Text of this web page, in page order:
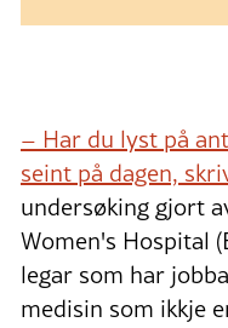
– Har du lyst på
seint på dagen,
undersøking gjort
Women's Hospital
legar som har
medisin som ikkje